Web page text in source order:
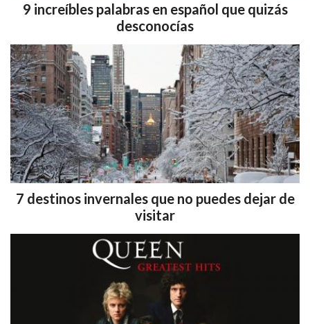
9 increíbles palabras en español que quizás
desconocías
7 destinos invernales que no puedes dejar de
visitar